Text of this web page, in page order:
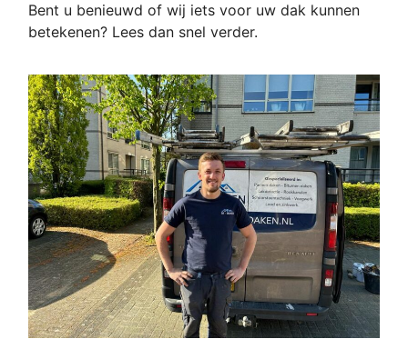
Bent u benieuwd of wij iets voor uw dak kunnen
betekenen? Lees dan snel verder.